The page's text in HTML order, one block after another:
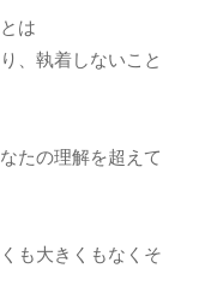
は
、執着しないこと
たの理解を超えて
も大きくもなくそ